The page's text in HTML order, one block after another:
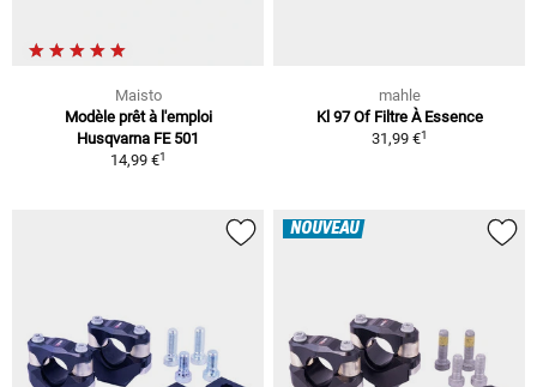
Maisto
Modèle prêt à l'emploi
Husqvarna FE 501
14,99 €1
mahle
Kl 97 Of Filtre À Essence
31,99 €1
NOUVEAU